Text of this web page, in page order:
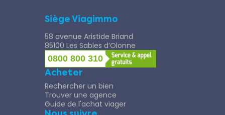
Siège Viagimmo
58 avenue Aristide Briand
85100 Les Sables d’Olonne
0800 800 310
Acheter
Rechercher un bien
Trouver une agence
Guide de l'achat viager